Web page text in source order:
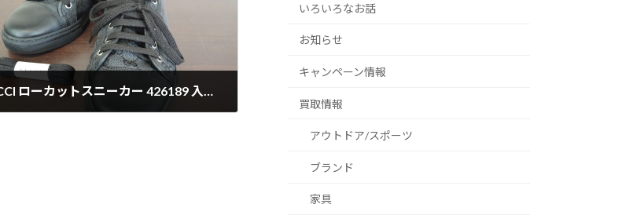
GUCCI ローカットスニーカー 426189 入荷！！
いろいろなお話
お知らせ
キャンペーン情報
買取情報
アウトドア/スポーツ
ブランド
家具